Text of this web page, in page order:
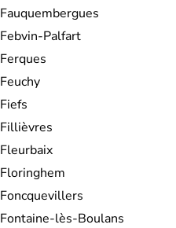
Fauquembergues
Febvin-Palfart
Ferques
Feuchy
Fiefs
Fillièvres
Fleurbaix
Floringhem
Foncquevillers
Fontaine-lès-Boulans